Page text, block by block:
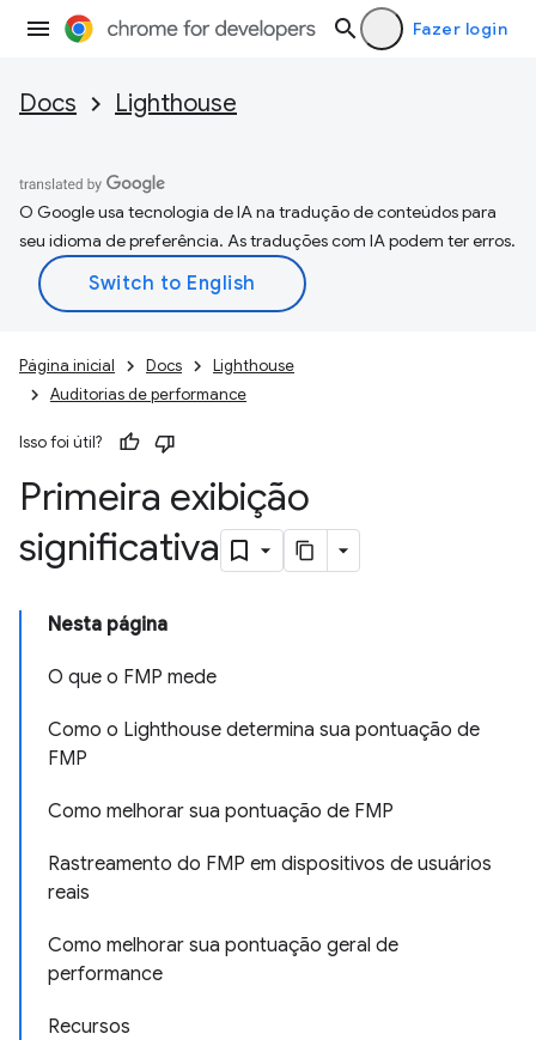
Fazer login
Docs Lighthouse
O Google usa tecnologia de IA na tradução de conteúdos para
seu idioma de preferência. As traduções com IA podem ter erros.
Página inicial Docs
Lighthouse
Auditorias de performance
Isso foi útil?
Primeira exibição
significativa
Nesta página
O que o FMP mede
Como o Lighthouse determina sua pontuação de
FMP
Como melhorar sua pontuação de FMP
Rastreamento do FMP em dispositivos de usuários
reais
Como melhorar sua pontuação geral de
performance
Recursos